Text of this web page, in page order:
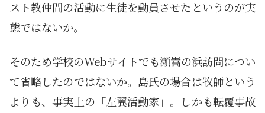
スト教仲間の活動に生徒を動員させたというのが実
態ではないか。
そのため学校のWebサイトでも瀬嵩の浜訪問につい
て省略したのではないか。島氏の場合は牧師という
よりも、事実上の「左翼活動家」。しかも転覆事故